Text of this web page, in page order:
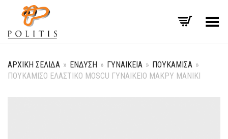
Εναλλαγή μενού
ΑΡΧΙΚΉ ΣΕΛΊΔΑ » ΈΝΔΥΣΗ » ΓΥΝΑΙΚΕΊΑ » ΠΟΥΚΆΜΙΣΑ »
ΠΟΥΚΑΜΙΣΟ ΕΛΑΣΤΙΚΟ MOSCU ΓΥΝΑΙΚΕΙΟ ΜΑΚΡΥ ΜΑΝΙΚΙ